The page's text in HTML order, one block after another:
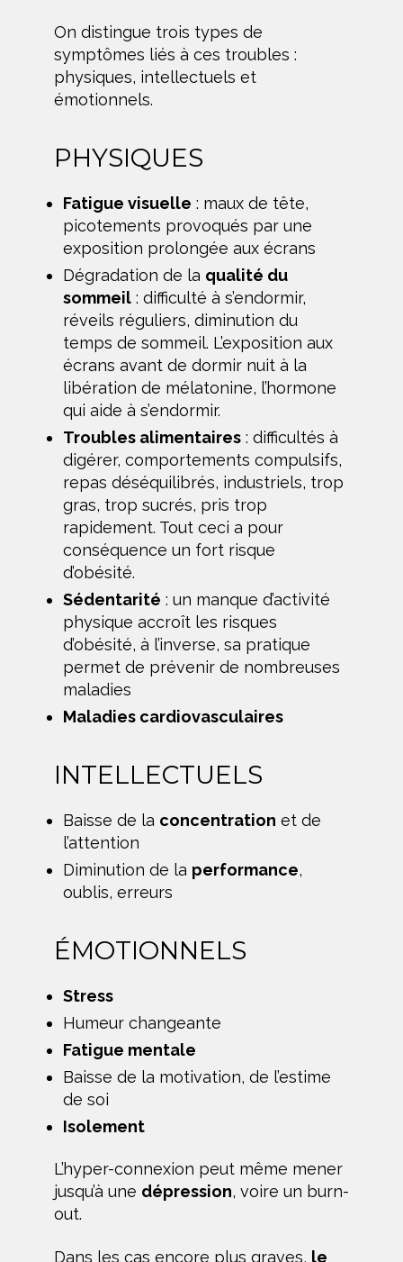
On distingue trois types de
symptômes liés à ces troubles :
physiques, intellectuels et
émotionnels.
PHYSIQUES
Fatigue visuelle : maux de tête,
picotements provoqués par une
exposition prolongée aux écrans
Dégradation de la qualité du
sommeil : difficulté à s’endormir,
réveils réguliers, diminution du
temps de sommeil. L’exposition aux
écrans avant de dormir nuit à la
libération de mélatonine, l’hormone
qui aide à s’endormir.
Troubles alimentaires : difficultés à
digérer, comportements compulsifs,
repas déséquilibrés, industriels, trop
gras, trop sucrés, pris trop
rapidement. Tout ceci a pour
conséquence un fort risque
d’obésité.
Sédentarité : un manque d’activité
physique accroît les risques
d’obésité, à l’inverse, sa pratique
permet de prévenir de nombreuses
maladies
Maladies cardiovasculaires
INTELLECTUELS
Baisse de la concentration et de
l’attention
Diminution de la performance,
oublis, erreurs
ÉMOTIONNELS
Stress
Humeur changeante
Fatigue mentale
Baisse de la motivation, de l’estime
de soi
Isolement
L’hyper-connexion peut même mener
jusqu’à une dépression, voire un burn-
out.
Dans les cas encore plus graves, le